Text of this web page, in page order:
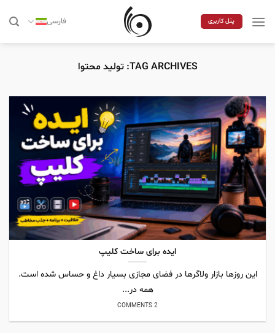
پنل کاربری فارسی
TAG ARCHIVES: تولید محتوا
ایده برای ساخت کلیپ
این روزها بازار ولاگرها در فضای مجازی بسیار داغ و حساس شده است.
همه در...
2 COMMENTS